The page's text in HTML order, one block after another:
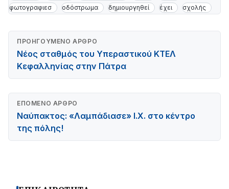
φωτογραφιεσ
οδόστρωμα δημιουργηθεί έχει σχολής
ΠΡΟΗΓΟΎΜΕΝΟ ΆΡΘΡΟ
Νέος σταθμός του Υπεραστικού ΚΤΕΛ
Κεφαλληνίας στην Πάτρα
ΕΠΌΜΕΝΟ ΆΡΘΡΟ
Ναύπακτος: «Λαμπάδιασε» Ι.Χ. στο κέντρο
της πόλης!